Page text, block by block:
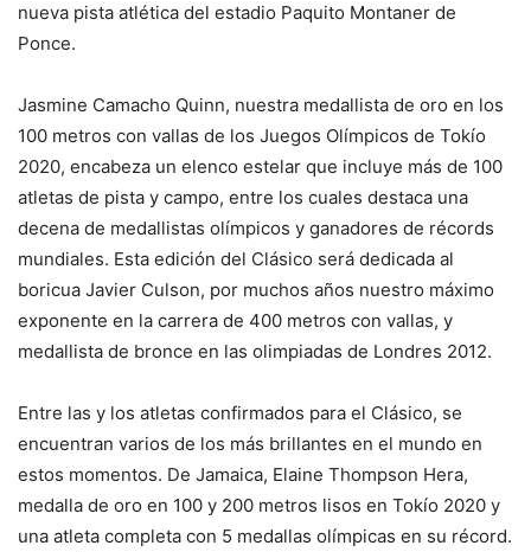
nueva pista atlética del estadio Paquito Montaner de
Ponce.
Jasmine Camacho Quinn, nuestra medallista de oro en los
100 metros con vallas de los Juegos Olímpicos de Tokío
2020, encabeza un elenco estelar que incluye más de 100
atletas de pista y campo, entre los cuales destaca una
decena de medallistas olímpicos y ganadores de récords
mundiales. Esta edición del Clásico será dedicada al
boricua Javier Culson, por muchos años nuestro máximo
exponente en la carrera de 400 metros con vallas, y
medallista de bronce en las olimpiadas de Londres 2012.
Entre las y los atletas confirmados para el Clásico, se
encuentran varios de los más brillantes en el mundo en
estos momentos. De Jamaica, Elaine Thompson Hera,
medalla de oro en 100 y 200 metros lisos en Tokío 2020 y
una atleta completa con 5 medallas olímpicas en su récord.